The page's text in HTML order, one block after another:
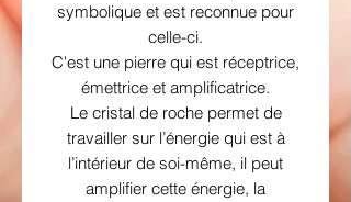
symbolique et est reconnue pour
celle-ci.
C'est une pierre qui est réceptrice,
émettrice et amplificatrice.
Le cristal de roche permet de
travailler sur l’énergie qui est à
l’intérieur de soi-même, il peut
amplifier cette énergie, la